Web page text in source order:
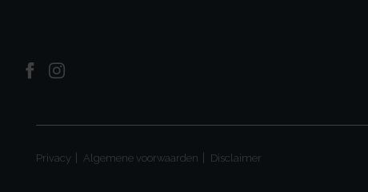
Privacy Algemene voorwaarden Disclaimer